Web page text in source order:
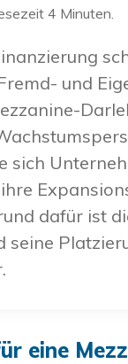
4 Minuten.
und
sich
dafür ist
seine
eine